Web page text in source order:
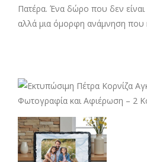
Πατέρα. Ένα δώρο που δεν είναι
αλλά μια όμορφη ανάμνηση που